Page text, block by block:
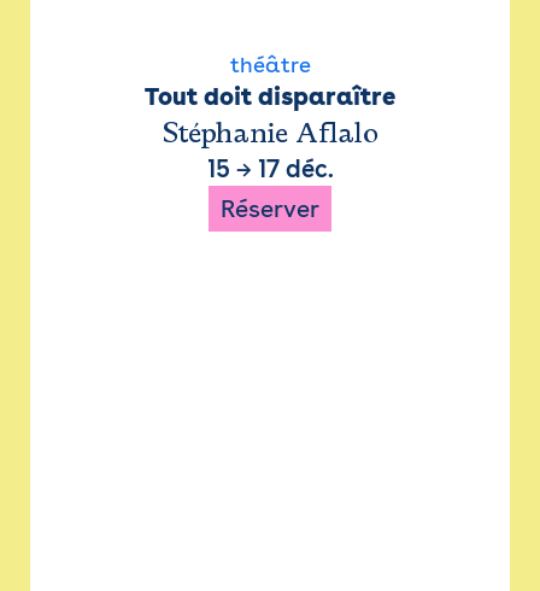
théâtre
Tout doit disparaître
Stéphanie Aflalo
15 → 17 déc.
Réserver